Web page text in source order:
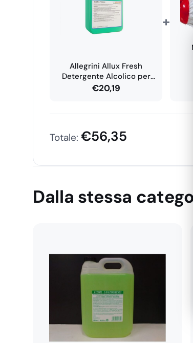
Conservazione
Il prodotto mantiene le sue caratteristiche
riparo dalla lucee da
Caratteristiche essenziali
Allegrini Allux Fresh
Detergente Alcolico per
Superfici Dure…
€20,19
+
Totale: €56,35
Dalla stessa